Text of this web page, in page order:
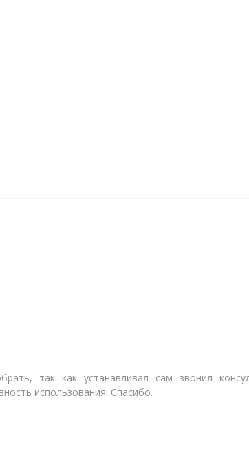
так как устанавливал сам звонил
использования. Спасибо.